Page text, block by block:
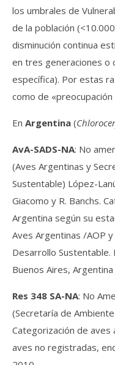
los umbrales de
de la población
disminución continua
en tres generaciones o
específica). Por estas
como de «preocupación
En Argentina (
AvA-SADS-NA: No
(Aves Argentinas y
Sustentable) López-
Giacomo y R. Banchs.
Argentina según su
Aves Argentinas /AOP
Desarrollo Sustentable.
Buenos Aires, Argentina
Res 348 SA-NA: No
(Secretaría de
Categorización de
aves no registradas,